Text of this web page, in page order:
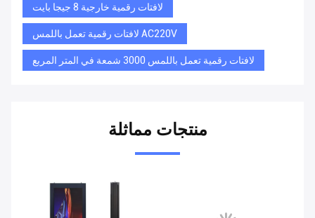
لافتات رقمية خارجية 8 جيجا بايت
لافتات رقمية تعمل باللمس AC220V
لافتات رقمية تعمل باللمس 3000 شمعة في المتر المربع
منتجات مماثلة